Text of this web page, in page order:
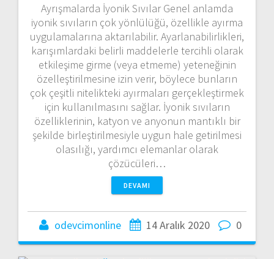
Ayrışmalarda İyonik Sıvılar Genel anlamda
iyonik sıvıların çok yönlülüğü, özellikle ayırma
uygulamalarına aktarılabilir. Ayarlanabilirlikleri,
karışımlardaki belirli maddelerle tercihli olarak
etkileşime girme (veya etmeme) yeteneğinin
özelleştirilmesine izin verir, böylece bunların
çok çeşitli nitelikteki ayırmaları gerçekleştirmek
için kullanılmasını sağlar. İyonik sıvıların
özelliklerinin, katyon ve anyonun mantıklı bir
şekilde birleştirilmesiyle uygun hale getirilmesi
olasılığı, yardımcı elemanlar olarak
çözücüleri…
DEVAMI
odevcimonline 14 Aralık 2020 0